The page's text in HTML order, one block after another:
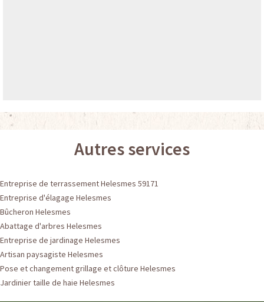
Autres services
Entreprise de terrassement Helesmes 59171
Entreprise d'élagage Helesmes
Bûcheron Helesmes
Abattage d'arbres Helesmes
Entreprise de jardinage Helesmes
Artisan paysagiste Helesmes
Pose et changement grillage et clôture Helesmes
Jardinier taille de haie Helesmes